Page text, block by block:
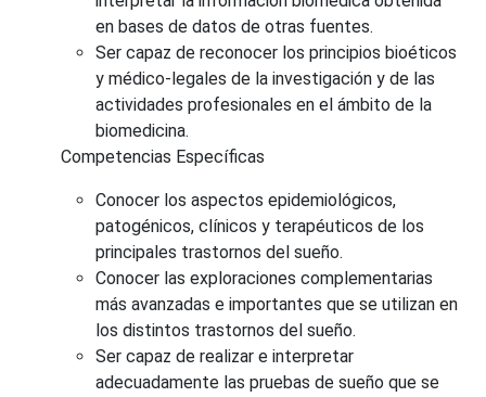
en bases de datos de otras fuentes.
Ser capaz de reconocer los principios bioéticos
y médico-legales de la investigación y de las
actividades profesionales en el ámbito de la
biomedicina.
Competencias Específicas
Conocer los aspectos epidemiológicos,
patogénicos, clínicos y terapéuticos de los
principales trastornos del sueño.
Conocer las exploraciones complementarias
más avanzadas e importantes que se utilizan en
los distintos trastornos del sueño.
Ser capaz de realizar e interpretar
adecuadamente las pruebas de sueño que se